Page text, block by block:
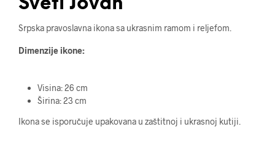
Sveti Jovan
Srpska pravoslavna ikona sa ukrasnim ramom i reljefom.
Dimenzije ikone:
Visina: 26 cm
Širina: 23 cm
Ikona se isporučuje upakovana u zaštitnoj i ukrasnoj kutiji.